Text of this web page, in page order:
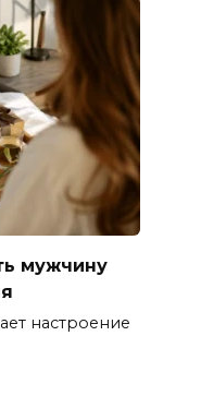
мужчину
настроение